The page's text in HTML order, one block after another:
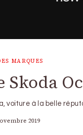
MARQUES
Skoda
voiture à la belle
2019